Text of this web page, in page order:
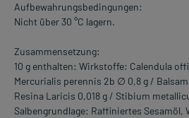
Aufbewahrungsbedingungen:
Nicht über 30 °C lagern.
Zusammensetzung:
10 g enthalten: Wirkstoffe: Calendula
Mercurialis perennis 2b ∅ 0,8 g /
Resina Laricis 0,018 g / Stibium
Salbengrundlage: Raffiniertes Sesamöl,